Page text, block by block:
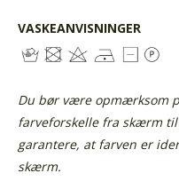
VASKEANVISNINGER
Du bør være opmærksom
farveforskelle fra skærm
garantere, at farven er
skærm.